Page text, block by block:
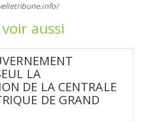
aussi
LA
DE LA CENTRALE
DE GRAND